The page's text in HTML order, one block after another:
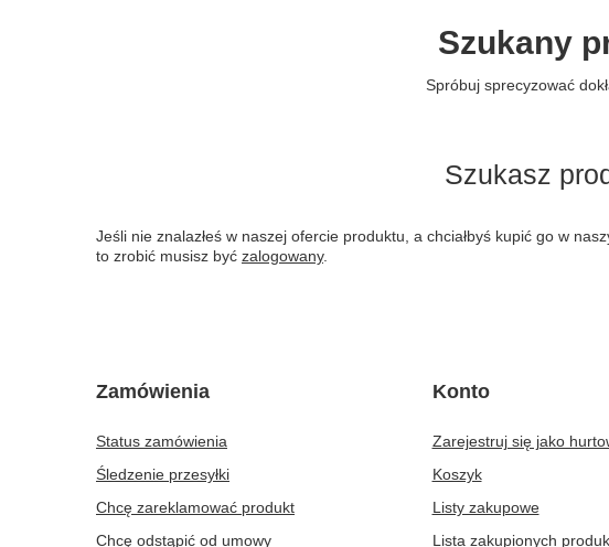
Szukany
Spróbuj sprecyzować
Szukasz
Jeśli nie znalazłeś w naszej ofercie produktu, a chciałbyś kupić go w
to zrobić musisz być zalogowany.
Zamówienia
Status zamówienia
Śledzenie przesyłki
Chcę zareklamować produkt
Chcę odstąpić od umowy
Konto
Zarejestruj się jako
Koszyk
Listy zakupowe
Lista zakupionych